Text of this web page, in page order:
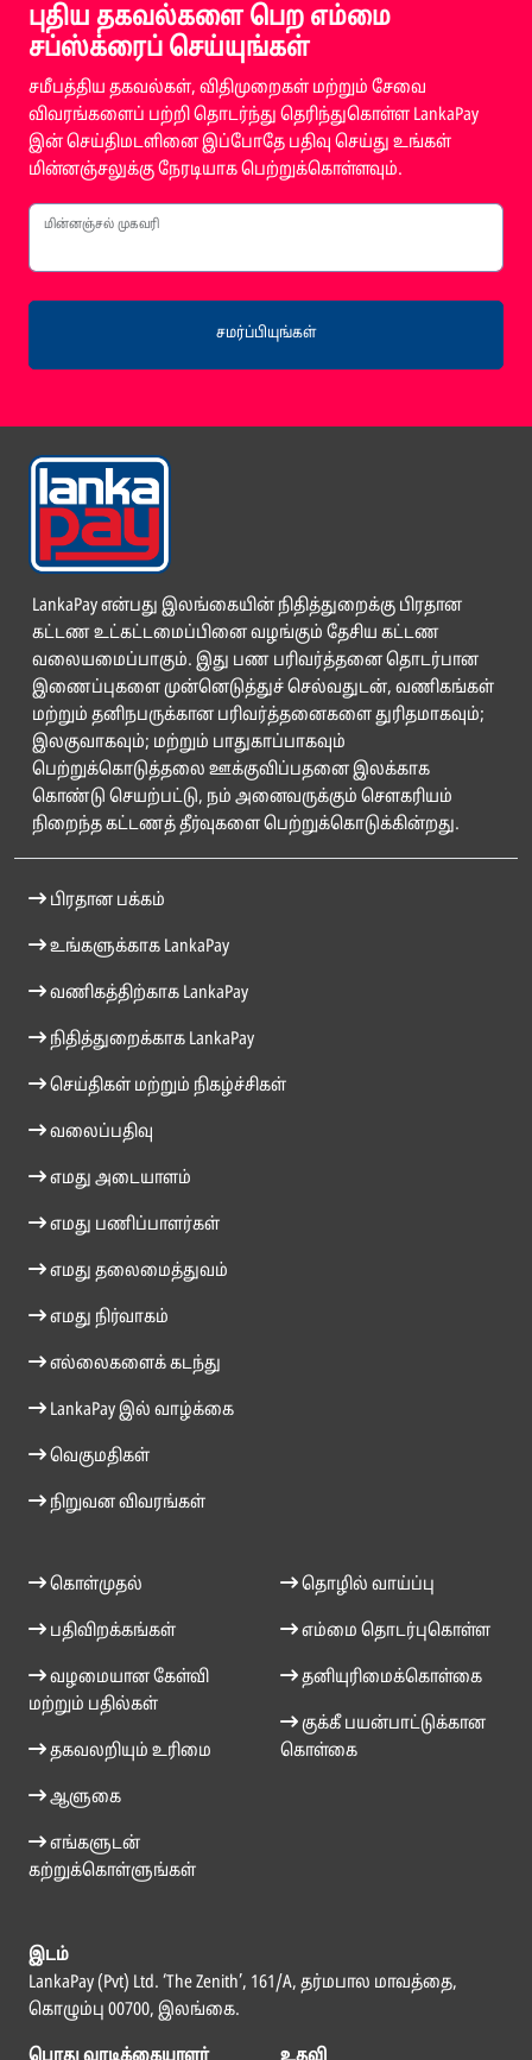
புதிய தகவல்களை பெற எம்மை
சப்ஸ்க்ரைப் செய்யுங்கள்
சமீபத்திய தகவல்கள், விதிமுறைகள் மற்றும் சேவை
விவரங்களைப் பற்றி தொடர்ந்து தெரிந்துகொள்ள LankaPay
இன் செய்திமடளினை இப்போதே பதிவு செய்து உங்கள்
மின்னஞ்சலுக்கு நேரடியாக பெற்றுக்கொள்ளவும்.
மின்னஞ்சல் முகவரி
சமர்ப்பியுங்கள்
LankaPay என்பது இலங்கையின் நிதித்துறைக்கு பிரதான
கட்டண உட்கட்டமைப்பினை வழங்கும் தேசிய கட்டண
வலையமைப்பாகும். இது பண பரிவர்த்தனை தொடர்பான
இணைப்புகளை முன்னெடுத்துச் செல்வதுடன், வணிகங்கள்
மற்றும் தனிநபருக்கான பரிவர்த்தனைகளை துரிதமாகவும்;
இலகுவாகவும்; மற்றும் பாதுகாப்பாகவும்
பெற்றுக்கொடுத்தலை ஊக்குவிப்பதனை இலக்காக
கொண்டு செயற்பட்டு, நம் அனைவருக்கும் சௌகரியம்
நிறைந்த கட்டணத் தீர்வுகளை பெற்றுக்கொடுக்கின்றது.
பிரதான பக்கம்
உங்களுக்காக LankaPay
வணிகத்திற்காக LankaPay
நிதித்துறைக்காக LankaPay
செய்திகள் மற்றும் நிகழ்ச்சிகள்
வலைப்பதிவு
எமது அடையாளம்
எமது பணிப்பாளர்கள்
எமது தலைமைத்துவம்
எமது நிர்வாகம்
எல்லைகளைக் கடந்து
LankaPay இல் வாழ்க்கை
வெகுமதிகள்
நிறுவன விவரங்கள்
கொள்முதல்
பதிவிறக்கங்கள்
வழமையான கேள்வி
மற்றும் பதில்கள்
தகவலறியும் உரிமை
ஆளுகை
எங்களுடன்
கற்றுக்கொள்ளுங்கள்
தொழில் வாய்ப்பு
எம்மை தொடர்புகொள்ள
தனியுரிமைக்கொள்கை
குக்கீ பயன்பாட்டுக்கான
கொள்கை
இடம்
LankaPay (Pvt) Ltd. ‘The Zenith’, 161/A, தர்மபால மாவத்தை,
கொழும்பு 00700, இலங்கை.